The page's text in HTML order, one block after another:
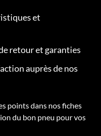
et
retour et garanties
auprès de nos
points dans nos fiches
du bon pneu pour vos